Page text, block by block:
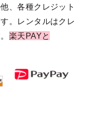
、各種クレジット
。レンタルはクレ
楽天PAYと